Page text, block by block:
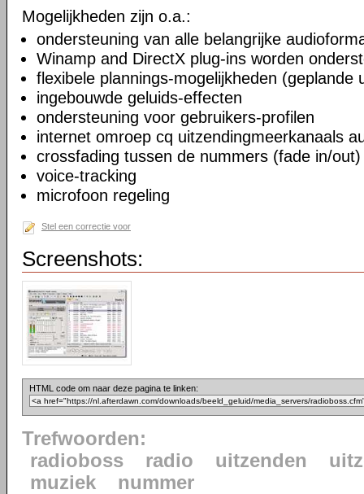
Mogelijkheden zijn o.a.:
ondersteuning van alle belangrijke
Winamp and DirectX plug-ins worden
flexibele plannings-mogelijkheden (geplande
ingebouwde geluids-effecten
ondersteuning voor gebruikers-profilen
internet omroep cq uitzendingmeerkanaals
crossfading tussen de nummers (fade in/out)
voice-tracking
microfoon regeling
Stel een correctie voor
Screenshots:
HTML code om naar deze pagina te linken:
Trefwoorden:
radioboss
radio uitzenden
muziek
nummer